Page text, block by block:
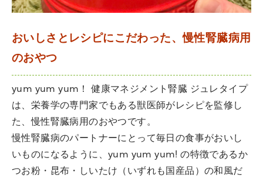
おいしさとレシピにこだわった、慢性腎臓病用
のおやつ
yum yum yum！ 健康マネジメント腎臓 ジュレタイプ
は、栄養学の専門家でもある獣医師がレシピを監修し
た、慢性腎臓病用のおやつです。
慢性腎臓病のパートナーにとって毎日の食事がおいし
いものになるように、yum yum yum! の特徴であるか
つお粉・昆布・しいたけ（いずれも国産品）の和風だ